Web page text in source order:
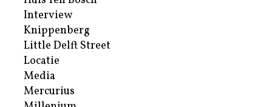
Interview
Knippenberg
Little Delft Street
Locatie
Media
Mercurius